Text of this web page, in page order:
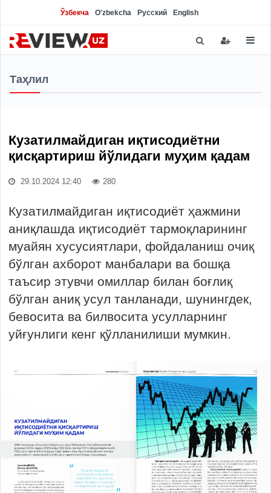
Ўзбекча O'zbekcha Русский English
Таҳлил
Кузатилмайдиган иқтисодиётни
қисқартириш йўлидаги муҳим қадам
29.10.2024 12:40 280
Кузатилмайдиган иқтисодиёт ҳажмини
аниқлашда иқтисодиёт тармоқларининг
муайян хусусиятлари, фойдаланиш очиқ
бўлган ахборот манбалари ва бошқа
таъсир этувчи омиллар билан боғлиқ
бўлган аниқ усул танланади, шунингдек,
бевосита ва билвосита усулларнинг
уйғунлиги кенг қўлланилиши мумкин.